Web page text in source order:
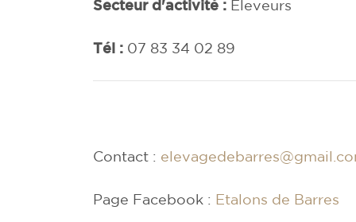
Secteur d'activité : Eleveurs
Tél : 07 83 34 02 89
Contact :
Page Facebook : Etalons de Barres